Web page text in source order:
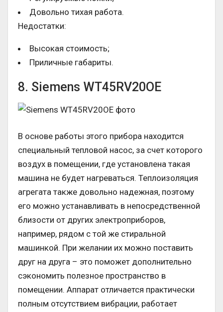
Довольно тихая работа.
Недостатки:
Высокая стоимость;
Приличные габариты.
8. Siemens WT45RV20OE
В основе работы этого прибора находится
специальный тепловой насос, за счет которого
воздух в помещении, где установлена такая
машина не будет нагреваться. Теплоизоляция
агрегата также довольно надежная, поэтому
его можно устанавливать в непосредственной
близости от других электроприборов,
например, рядом с той же стиральной
машинкой. При желании их можно поставить
друг на друга – это поможет дополнительно
сэкономить полезное пространство в
помещении. Аппарат отличается практически
полным отсутствием вибрации, работает